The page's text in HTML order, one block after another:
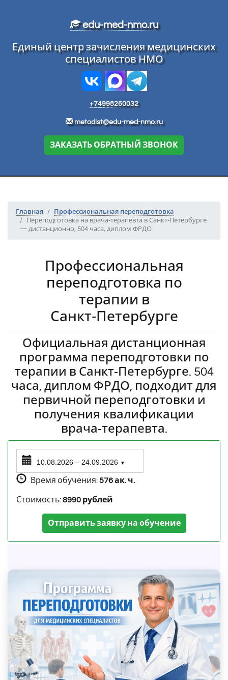
edu-med-nmo.ru
Единый центр зачисления медицинских
специалистов НМО
+74998260032
metodist@edu-med-nmo.ru
ЗАКАЗАТЬ ОБРАТНЫЙ ЗВОНОК
Главная
Профессиональная переподготовка
Переподготовка на врача‑терапевта в Санкт‑Петербурге
— дистанционно, 504 часа, диплом ФРДО
Профессиональная
переподготовка по
терапии в
Санкт‑Петербурге
Официальная дистанционная
программа переподготовки по
терапии в Санкт‑Петербурге. 504
часа, диплом ФРДО, подходит для
первичной переподготовки и
получения квалификации
врача‑терапевта.
10.08.2026 – 24.09.2026 ▼
Время обучения:576 ак. ч.
Стоимость:8990 рублей
Отправить заявку на обучение